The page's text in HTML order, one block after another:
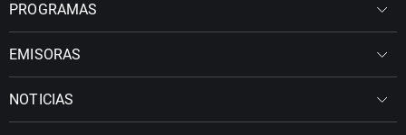
PROGRAMAS
EMISORAS
NOTICIAS